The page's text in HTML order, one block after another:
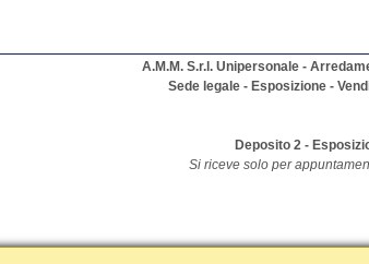
A.M.M. S.r.l. Unipersonale -
Sede legale - Esposizione -
Deposito 2 -
Si riceve solo per